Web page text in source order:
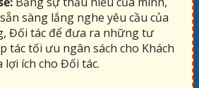
sàng lắng nghe yêu cầu của
Đối tác để đưa ra những tư
tác tối ưu ngân sách cho Khách
lợi ích cho Đối tác.